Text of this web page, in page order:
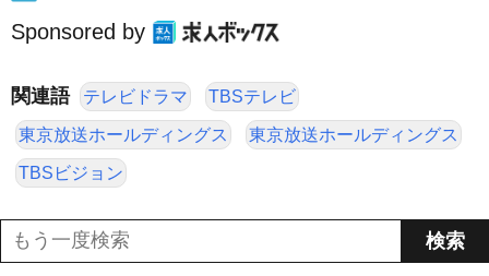
Sponsored by
関連語 テレビドラマ TBSテレビ
東京放送ホールディングス 東京放送ホールディングス
TBSビジョン